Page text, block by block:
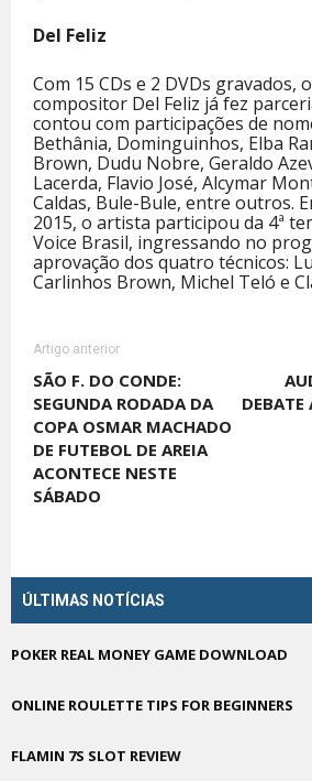
Del Feliz
Com 15 CDs e 2 DVDs gravados,
compositor Del Feliz já fez
contou com participações de
Bethânia, Dominguinhos, Elba
Brown, Dudu Nobre, Geraldo
Lacerda, Flavio José, Alcymar
Caldas, Bule-Bule, entre outros.
2015, o artista participou da 4ª
Voice Brasil, ingressando no
aprovação dos quatro técnicos:
Carlinhos Brown, Michel Teló e
Artigo anterior
SÃO F. DO CONDE:
SEGUNDA RODADA DA
COPA OSMAR MACHADO
DE FUTEBOL DE AREIA
ACONTECE NESTE
SÁBADO
DEBATE
ÚLTIMAS NOTÍCIAS
POKER REAL MONEY GAME DOWNLOAD
ONLINE ROULETTE TIPS FOR BEGINNERS
FLAMIN 7S SLOT REVIEW